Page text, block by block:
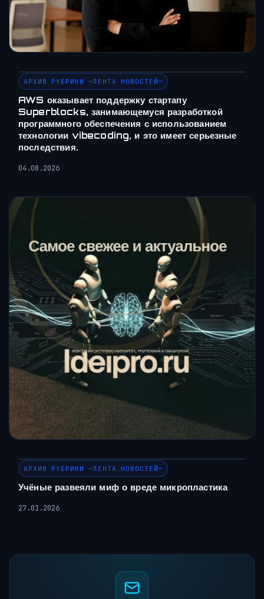
АРХИВ РУБРИКИ ~ЛЕНТА НОВОСТЕЙ~
AWS оказывает поддержку стартапу
Superblocks, занимающемуся разработкой
программного обеспечения с использованием
технологии vibecoding, и это имеет серьезные
последствия.
04.08.2026
АРХИВ РУБРИКИ ~ЛЕНТА НОВОСТЕЙ~
Учёные развеяли миф о вреде микропластика
27.01.2026